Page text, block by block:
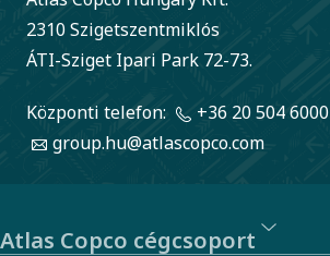
2310 Szigetszentmiklós
ÁTI-Sziget Ipari Park 72-73.
Központi telefon:
+36 20 504 6000
group.hu@atlascopco.com
Atlas Copco cégcsoport